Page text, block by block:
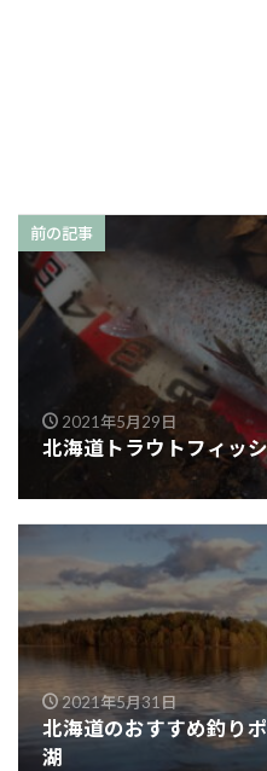
前の記事
2021年5月29日
北海道トラウトフィッ
2021年5月31日
北海道のおすすめ釣り
湖